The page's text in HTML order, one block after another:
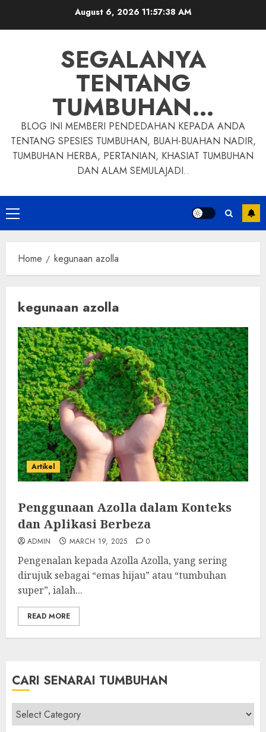
August 6, 2026 11:57:39 AM
SEGALANYA
TENTANG
TUMBUHAN…
BLOG INI MEMBERI PENDEDAHAN KEPADA ANDA
TENTANG SPESIES TUMBUHAN, BUAH-BUAHAN NADIR,
TUMBUHAN HERBA, PERTANIAN, KHASIAT TUMBUHAN
DAN ALAM SEMULAJADI..
Primary
Menu
Home kegunaan azolla
kegunaan azolla
Artikel
Penggunaan Azolla dalam Konteks
dan Aplikasi Berbeza
ADMIN MARCH 19, 2025 0
Pengenalan kepada Azolla Azolla, yang sering
dirujuk sebagai “emas hijau” atau “tumbuhan
super”, ialah...
READ MORE
CARI SENARAI TUMBUHAN
Cari
Senarai